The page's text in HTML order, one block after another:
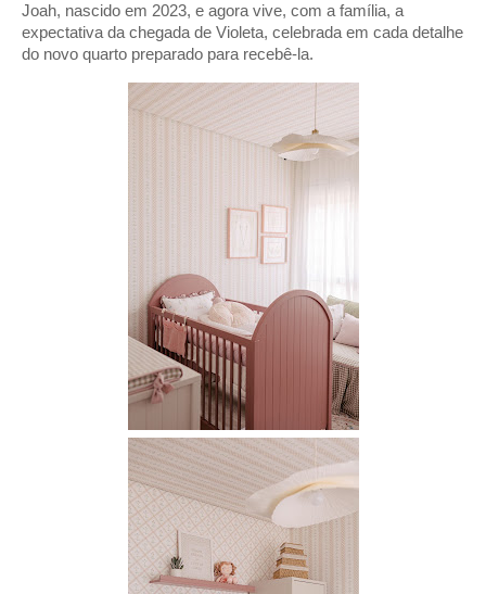
Joah, nascido em 2023, e agora vive, com a família, a
expectativa da chegada de Violeta, celebrada em cada detalhe
do novo quarto preparado para recebê-la.